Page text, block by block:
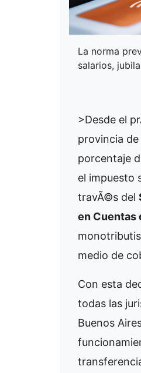
La norma
salarios,
>Desde el
provincia de
porcentaje
el impuesto
travÃ©s del
en Cuentas
medio de
Con esta
todas las
Buenos